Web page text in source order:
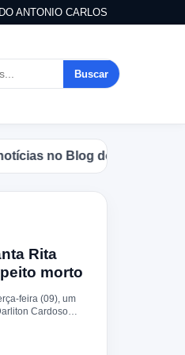
ANTONIO CARLOS
Buscar
no Blog do Antonio Carlos.
Rita
morto
feira (09), um
Cardoso
com a Polícia
zona rural de
os policiais